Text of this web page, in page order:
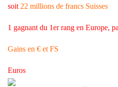
soit 22 millions de francs Suisses
1 gagnant du 1er rang en Europe,
Gains en € et FS
Euros